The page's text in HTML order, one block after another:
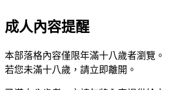
成人內容提醒
本部落格內容僅限年滿十八歲者瀏覽。
若您未滿十八歲，請立即離開。